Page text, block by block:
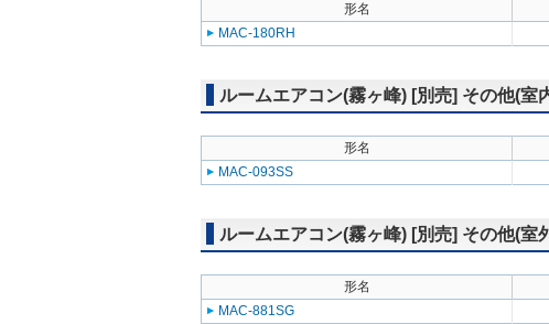
形名
MAC-180RH
ルームエアコン(霧ヶ峰) [別売] その他(室
形名
MAC-093SS
ルームエアコン(霧ヶ峰) [別売] その他(室
形名
MAC-881SG